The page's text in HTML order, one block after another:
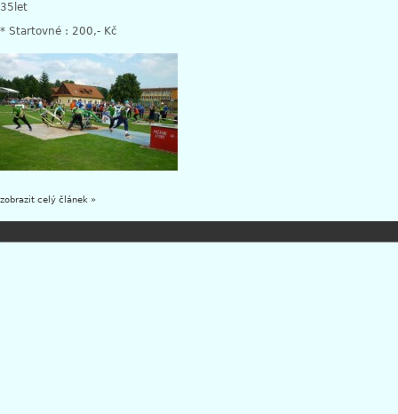
35let
* Startovné : 200,- Kč
zobrazit celý článek »